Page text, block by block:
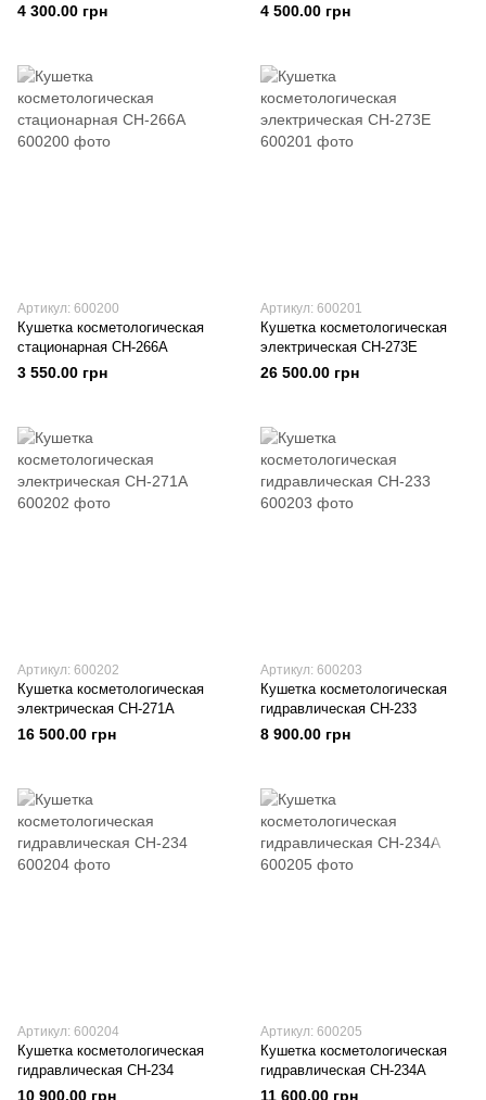
4 300.00 грн 4 500.00 грн
Артикул: 600200
Кушетка косметологическая
стационарная СН-266А
3 550.00 грн
Артикул: 600201
Кушетка косметологическая
электрическая СН-273Е
26 500.00 грн
Артикул: 600202
Кушетка косметологическая
электрическая СН-271А
16 500.00 грн
Артикул: 600203
Кушетка косметологическая
гидравлическая СН-233
8 900.00 грн
Артикул: 600204
Кушетка косметологическая
гидравлическая СН-234
10 900.00 грн
Артикул: 600205
Кушетка косметологическая
гидравлическая СН-234А
11 600.00 грн